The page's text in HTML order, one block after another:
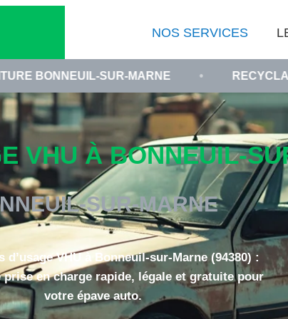
NOS SERVICES
SUR-MARNE • RECYCLAGE
VHU À BONNEUIL-
SUR-MARNE
d’usage VHU à Bonneuil-sur-Marne (94380) :
prise en charge rapide, légale et gratuite pour
votre épave auto.